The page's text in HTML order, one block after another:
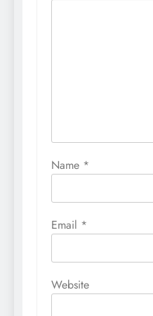
Name *
Email *
Website